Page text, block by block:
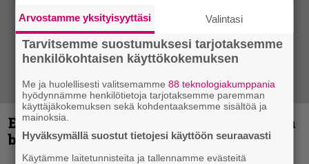
Espoon syyskuu käynnistyy kotimaisen
black metalin merkeissä
Arvostamme yksityisyyttäsi Valintasi
Tarvitsemme suostumuksesi tarjotaksemme
henkilökohtaisen käyttökokemuksen
Me ja huolellisesti valitsemamme88 teknologiakumppania
hyödynnämme henkilötietoja tarjotaksemme paremman
käyttäjäkokemuksen sekä kohdentaaksemme sisältöä ja
mainoksia.
Hyväksymällä suostut tietojesi käyttöön seuraavasti
Käytämme laitetunnisteita ja tallennamme evästeitä